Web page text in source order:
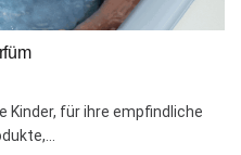
Kinder, für ihre empfindliche